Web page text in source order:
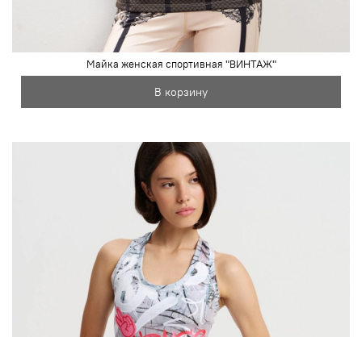
Майка женская спортивная "ВИНТАЖ"
В корзину